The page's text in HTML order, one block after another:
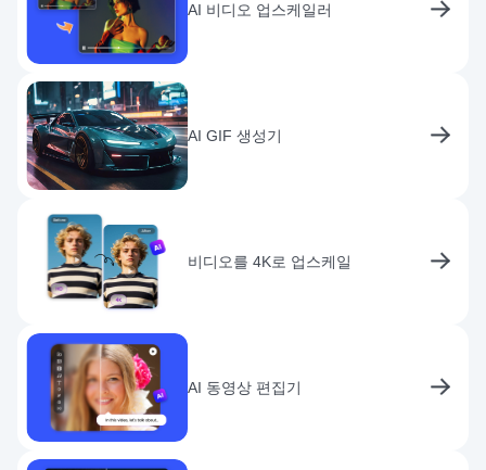
AI 비디오 업스케일러
AI GIF 생성기
비디오를 4K로 업스케일
AI 동영상 편집기